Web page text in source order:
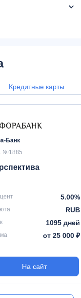
Кредитные карты
Банк
№1885
5.00%
RUB
1095 дней
от 25 000 ₽
На сайт